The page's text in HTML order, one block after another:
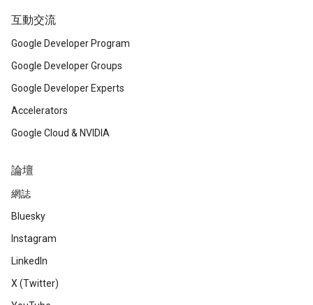
互動交流
Google Developer Program
Google Developer Groups
Google Developer Experts
Accelerators
Google Cloud & NVIDIA
論壇
網誌
Bluesky
Instagram
LinkedIn
X (Twitter)